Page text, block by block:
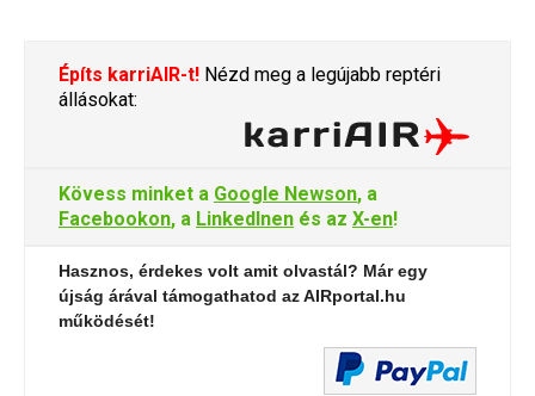
Építs karriAIR-t! Nézd meg a legújabb reptéri
állásokat:
Kövess minket a Google Newson, a
Facebookon, a LinkedInen és az X-en!
Hasznos, érdekes volt amit olvastál? Már egy
újság árával támogathatod az AIRportal.hu
működését!